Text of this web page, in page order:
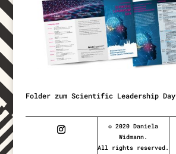
Folder zum Scientific Leadership Day
© 2020 Daniela
Widmann.
All rights reserved.